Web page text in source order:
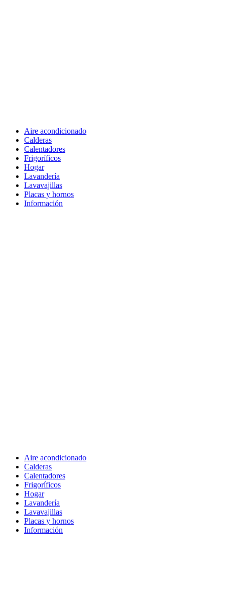
Aire acondicionado
Calderas
Calentadores
Frigoríficos
Hogar
Lavandería
Lavavajillas
Placas y hornos
Información
Aire acondicionado
Calderas
Calentadores
Frigoríficos
Hogar
Lavandería
Lavavajillas
Placas y hornos
Información